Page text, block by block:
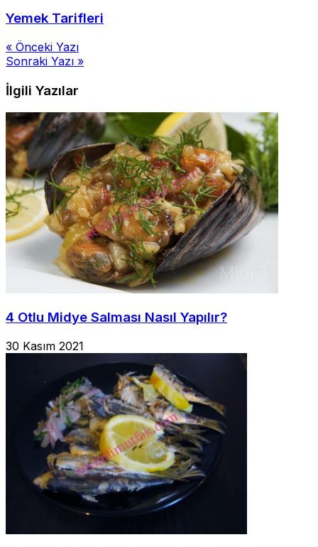
Yemek Tarifleri
Yazı
gezinmesi
« Önceki Yazı
Sonraki Yazı »
İlgili Yazılar
4 Otlu Midye Salması Nasıl Yapılır?
30 Kasım 2021